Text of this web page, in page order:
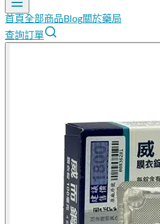
首頁全部商品 Blog關於藥局
查詢訂單